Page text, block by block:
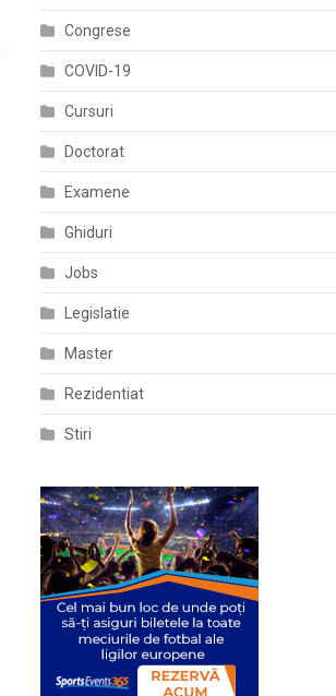
Congrese
COVID-19
Cursuri
Doctorat
Examene
Ghiduri
Jobs
Legislatie
Master
Rezidentiat
Stiri